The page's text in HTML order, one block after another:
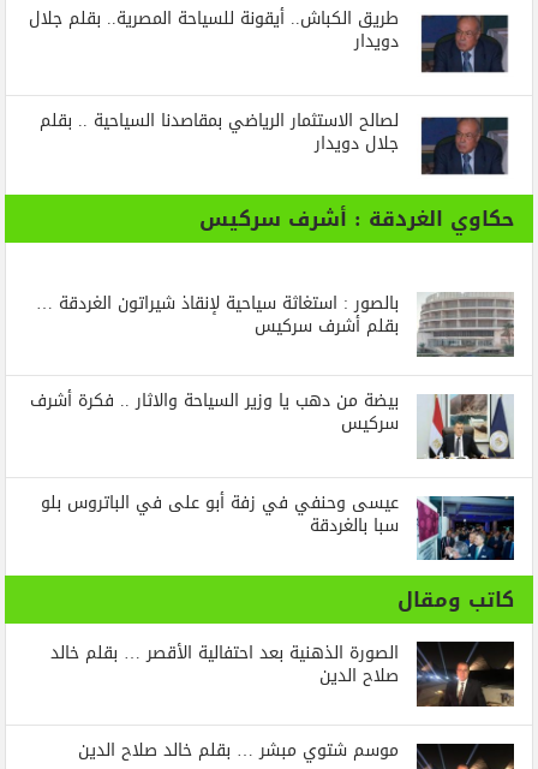
طريق الكباش.. أيقونة للسياحة المصرية.. بقلم جلال
دويدار
لصالح الاستثمار الرياضي بمقاصدنا السياحية .. بقلم
جلال دويدار
حكاوي الغردقة : أشرف سركيس
بالصور : استغاثة سياحية لإنقاذ شيراتون الغردقة …
بقلم أشرف سركيس
بيضة من دهب يا وزير السياحة والاثار .. فكرة أشرف
سركيس
عيسى وحنفي في زفة أبو على في الباتروس بلو
سبا بالغردقة
كاتب ومقال
الصورة الذهنية بعد احتفالية الأقصر … بقلم خالد
صلاح الدين
موسم شتوي مبشر … بقلم خالد صلاح الدين